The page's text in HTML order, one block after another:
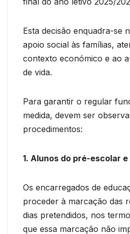
Esta decisão enquadra-se
apoio social às famílias,
contexto económico e ao
de vida.
Para garantir o regular
medida, devem ser
procedimentos:
1. Alunos do pré-escolar e
Os encarregados de
proceder à marcação das
dias pretendidos, nos
que essa marcação não